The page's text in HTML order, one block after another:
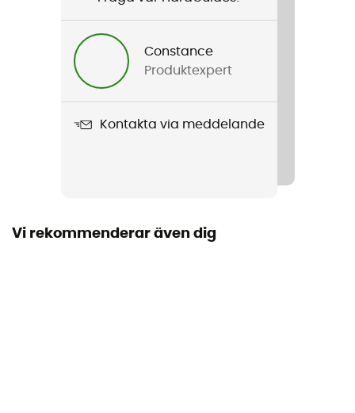
Produktnamn
Constance
Produktexpert
Kontakta via meddelande
Vi rekommenderar även dig